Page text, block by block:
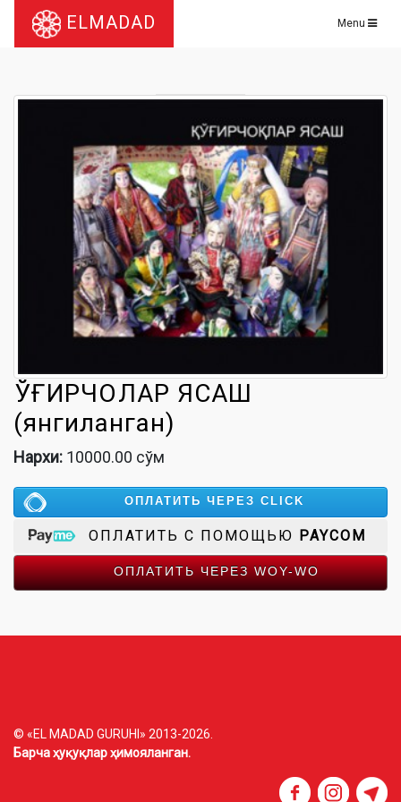
ELMADAD Menu
ҚЎҒИРЧОҚЛАР ЯСАШ
(янгиланган)
Нархи: 10000.00 сўм
ОПЛАТИТЬ ЧЕРЕЗ CLICK
ОПЛАТИТЬ С ПОМОЩЬЮ PAYCOM
ОПЛАТИТЬ ЧЕРЕЗ WOY-WO
© «EL MADAD GURUHI» 2013-2026.
Барча ҳуқуқлар ҳимояланган.